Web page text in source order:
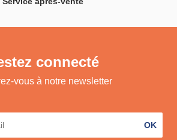
connecté
vous à notre newsletter
OK